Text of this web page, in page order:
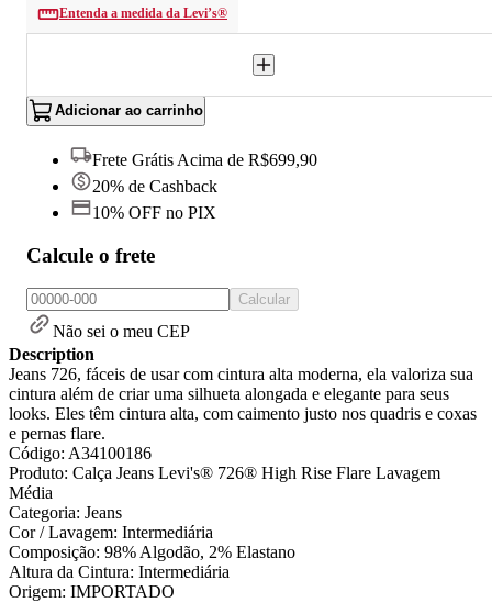
Entenda a medida da Levi’s®
Adicionar ao carrinho
Frete Grátis Acima de R$699,90
20% de Cashback
10% OFF no PIX
Calcule o frete
Calcular
Não sei o meu CEP
Description
Jeans 726, fáceis de usar com cintura alta moderna, ela valoriza sua
cintura além de criar uma silhueta alongada e elegante para seus
looks. Eles têm cintura alta, com caimento justo nos quadris e coxas
e pernas flare.
Código: A34100186
Produto: Calça Jeans Levi's® 726® High Rise Flare Lavagem
Média
Categoria: Jeans
Cor / Lavagem: Intermediária
Composição: 98% Algodão, 2% Elastano
Altura da Cintura: Intermediária
Origem: IMPORTADO